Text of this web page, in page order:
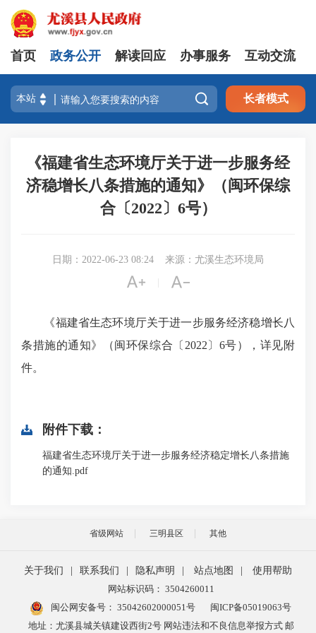
首页 政务公开 解读回应 办事服务 互动交流
 长者模式
《福建省生态环境厅关于进一步服务经
济稳增长八条措施的通知》（闽环保综
合〔2022〕6号）
日期：2022-06-23 08:24 来源：尤溪生态环境局
 
《福建省生态环境厅关于进一步服务经济稳增长八
条措施的通知》（闽环保综合〔2022〕6号），详见附
件。
附件下载：
福建省生态环境厅关于进一步服务经济稳定增长八条措施
的通知.pdf
省级网站 三明县区 其他
关于我们 联系我们 隐私声明 站点地图
使用帮助
网站标识码： 3504260011
闽公网安备号： 35042602000051号
闽ICP备05019063号
地址：尤溪县城关镇建设西街2号 网站违法和不良信息举报方式 邮